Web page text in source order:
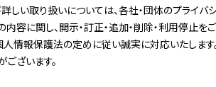
い取り扱いについては、各社・団体のプライバ
容に関し、開示・訂正・追加・削除・利用停止を
情報保護法の定めに従い誠実に対応いたします
ざいます。